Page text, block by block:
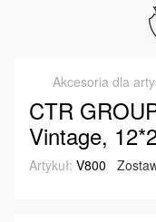
Akcesoria dla
CTR
Vintage,
Artykuł: V800